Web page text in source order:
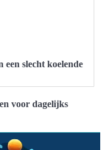
een slecht koelende
voor dagelijks